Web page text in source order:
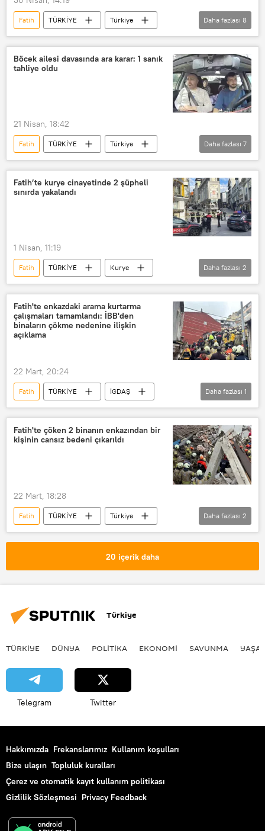
Fatih TÜRKİYE
Türkiye
Kartal Meydanı
Beşiktaş
DİSK
KESK
Şişli
1 Mayıs
Daha fazlası 8
Böcek ailesi davasında ara karar: 1 sanık
tahliye oldu
21 Nisan, 18:42
Fatih TÜRKİYE
Türkiye
Otel
otel odası
Böcek
Böcek ilacı
Beter Böcek
Böcek Davası
Daha fazlası 7
Fatih’te kurye cinayetinde 2 şüpheli
sınırda yakalandı
1 Nisan, 11:19
Fatih TÜRKİYE
Kurye
Edirne
İstanbul Emniyet Müdürlüğü
Daha fazlası 2
Fatih'te enkazdaki arama kurtarma
çalışmaları tamamlandı: İBB'den
binaların çökme nedenine ilişkin
açıklama
22 Mart, 20:24
Fatih TÜRKİYE
İGDAŞ
İstanbul Büyükşehir Belediyesi (İBB)
Daha fazlası 1
Fatih'te çöken 2 binanın enkazından bir
kişinin cansız bedeni çıkarıldı
22 Mart, 18:28
Fatih TÜRKİYE
Türkiye
Enkaz
enkaz altından
Daha fazlası 2
20 içerik daha
Türkiye
TÜRKIYE DÜNYA POLİTİKA EKONOMİ SAVUNMA
Telegram Twitter
Hakkımızda Frekanslarımız Kullanım koşulları
Bize ulaşın Topluluk kuralları
Çerez ve otomatik kayıt kullanım politikası
Gizlilik Sözleşmesi Privacy Feedback